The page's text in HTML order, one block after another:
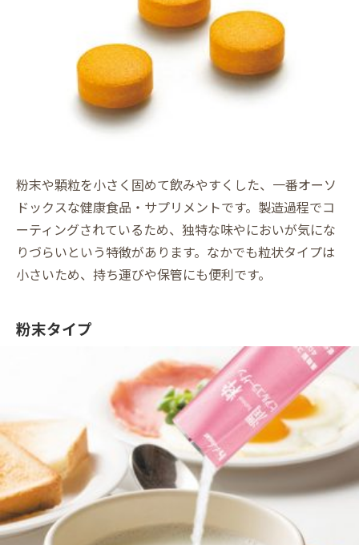
粉末や顆粒を小さく固めて飲みやすくした、一番オーソ
ドックスな健康食品・サプリメントです。製造過程でコ
ーティングされているため、独特な味やにおいが気にな
りづらいという特徴があります。なかでも粒状タイプは
小さいため、持ち運びや保管にも便利です。
粉末タイプ